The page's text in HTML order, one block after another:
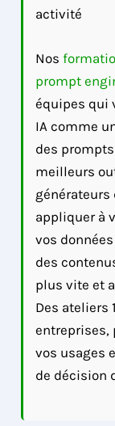
activité
Nos
prompt
équipes qui
IA comme
des
meilleurs
générateurs
appliquer à
vos données
des
plus vite et
Des ateliers
entreprises,
vos usages
de décision